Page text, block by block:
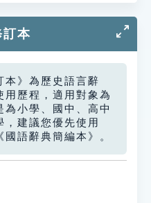
訂本
本》為歷史語言辭
用歷程，適用對象為
為小學、國中、高中
，建議您優先使用
國語辭典簡編本》。